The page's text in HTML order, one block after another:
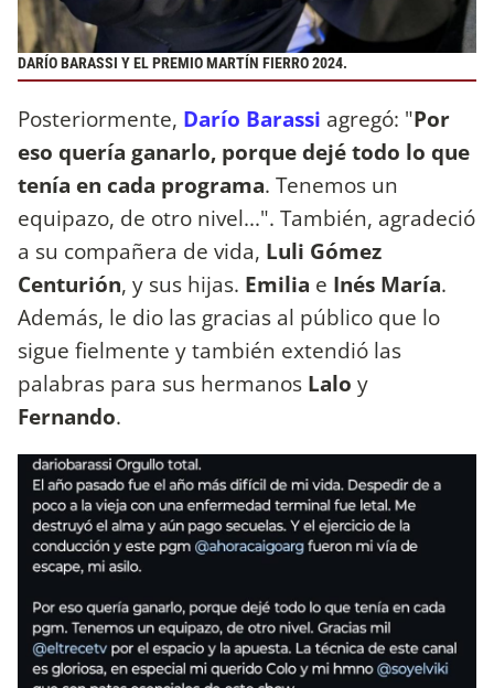
DARÍO BARASSI Y EL PREMIO MARTÍN FIERRO 2024.
Posteriormente, Darío Barassi agregó: "Por
eso quería ganarlo, porque dejé todo lo que
tenía en cada programa. Tenemos un
equipazo, de otro nivel...". También, agradeció
a su compañera de vida, Luli Gómez
Centurión, y sus hijas. Emilia e Inés María.
Además, le dio las gracias al público que lo
sigue fielmente y también extendió las
palabras para sus hermanos Lalo y
Fernando.